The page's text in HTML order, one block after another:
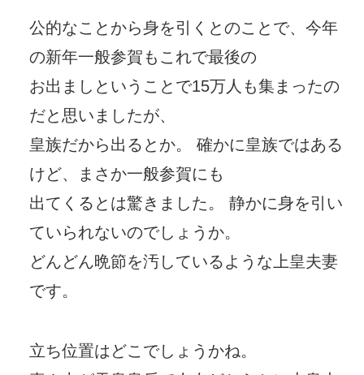
公的なことから身を引くとのことで、今年
の新年一般参賀もこれで最後の
お出ましということで15万人も集まったの
だと思いましたが、
皇族だから出るとか。 確かに皇族ではある
けど、まさか一般参賀にも
出てくるとは驚きました。 静かに身を引い
ていられないのでしょうか。
どんどん晩節を汚しているような上皇夫妻
です。
立ち位置はどこでしょうかね。